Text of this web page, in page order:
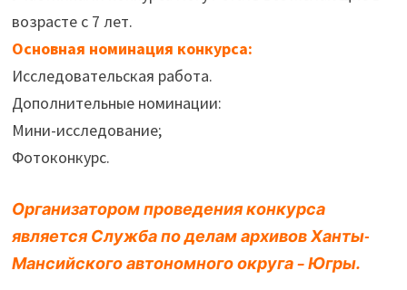
возрасте с 7 лет.
Основная номинация конкурса:
Исследовательская работа.
Дополнительные номинации:
Мини-исследование;
Фотоконкурс.
Организатором проведения конкурса
является Служба по делам архивов Ханты-
Мансийского автономного округа – Югры.